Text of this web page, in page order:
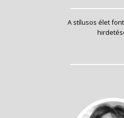
A stílusos élet